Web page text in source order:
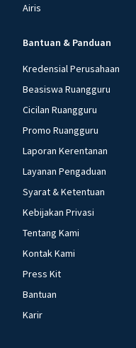
Airis
Bantuan & Panduan
Kredensial Perusahaan
Beasiswa Ruangguru
Cicilan Ruangguru
Promo Ruangguru
Laporan Kerentanan
Layanan Pengaduan
Syarat & Ketentuan
Kebijakan Privasi
Tentang Kami
Kontak Kami
Press Kit
Bantuan
Karir